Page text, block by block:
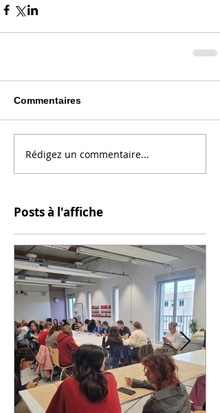
Commentaires
Rédigez un commentaire...
Posts à l'affiche